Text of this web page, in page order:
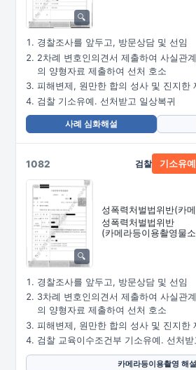
경찰조사를 앞두고, 방문상담 및 선임
2차례 변호인의견서 제출하여 사실관
의 양형자료 제출하여 선처 호소
피해변제, 원만한 합의 성사 및 진지한
검찰 기소유예. 선처받고 일상복귀
사례 심화해설
1082
성폭력처벌법위반(카
성폭력처벌법위반
(카메라등이용촬영물
검찰 기소유
경찰조사를 앞두고, 방문상담 및 선임
3차례 변호인의견서 제출하여 사실관
의 양형자료 제출하여 선처 호소
피해변제, 원만한 합의 성사 및 진지한
검찰 교육이수조건부 기소유예. 선처받
카메라등이용촬영 해설